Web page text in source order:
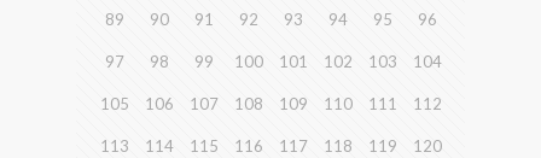
89 90 91 92 93 94 95 96
97 98 99 100 101 102 103 104
105 106 107 108 109 110 111 112
113 114 115 116 117 118 119 120